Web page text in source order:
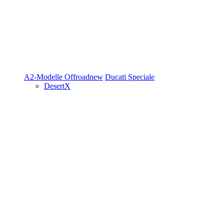
A2-Modelle Offroadnew Ducati Speciale
DesertX